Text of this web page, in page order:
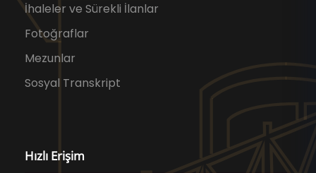
İhaleler ve Sürekli İlanlar
Fotoğraflar
Mezunlar
Sosyal Transkript
Hızlı Erişim